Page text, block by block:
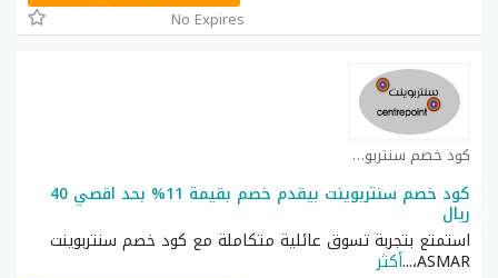
No Expires
كود خصم سنتربوينت كوبون
كود خصم سنتربوينت بيقدم خصم بقيمة 11% بحد اقصي 40
ريال
استمتع بتجربة تسوق عائلية متكاملة مع كود خصم سنتربوينت
ASMAR،...أكثر